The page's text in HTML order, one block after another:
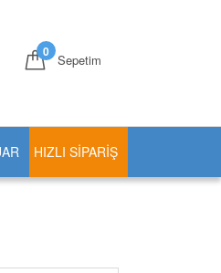
Sepetim
0
HIZLI SIPARIŞ